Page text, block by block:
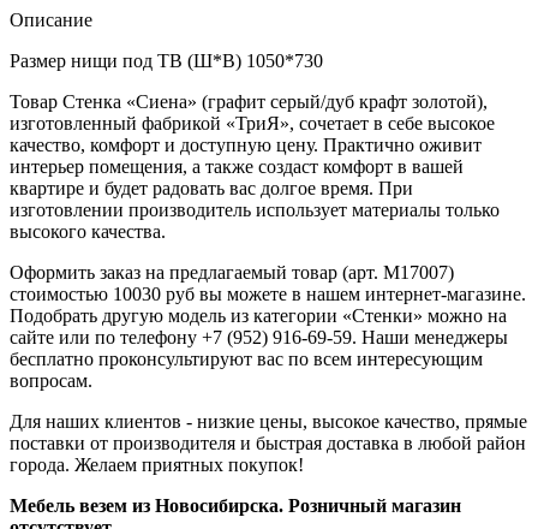
Описание
Размер нищи под ТВ (Ш*В) 1050*730
Товар Стенка «Сиена» (графит серый/дуб крафт золотой),
изготовленный фабрикой «ТриЯ», сочетает в себе высокое
качество, комфорт и доступную цену. Практично оживит
интерьер помещения, а также создаст комфорт в вашей
квартире и будет радовать вас долгое время. При
изготовлении производитель использует материалы только
высокого качества.
Оформить заказ на предлагаемый товар (арт. M17007)
стоимостью 10030 руб вы можете в нашем интернет-магазине.
Подобрать другую модель из категории «Стенки» можно на
сайте или по телефону +7 (952) 916-69-59. Наши менеджеры
бесплатно проконсультируют вас по всем интересующим
вопросам.
Для наших клиентов - низкие цены, высокое качество, прямые
поставки от производителя и быстрая доставка в любой район
города. Желаем приятных покупок!
Мебель везем из Новосибирска. Розничный магазин